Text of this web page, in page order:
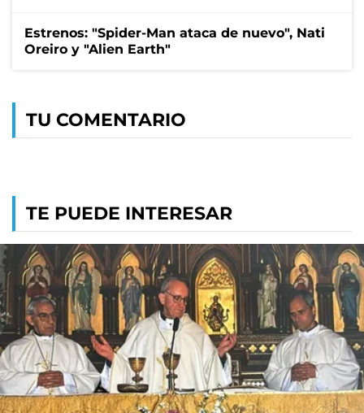
Estrenos: "Spider-Man ataca de nuevo", Nati
Oreiro y "Alien Earth"
TU COMENTARIO
TE PUEDE INTERESAR